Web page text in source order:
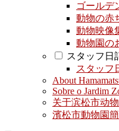
ゴールデ
動物の赤
動物映像
動物園の
スタッフ日
スタッフ
About
Sobre o Jardim
关于滨松市动
濱松市動物園